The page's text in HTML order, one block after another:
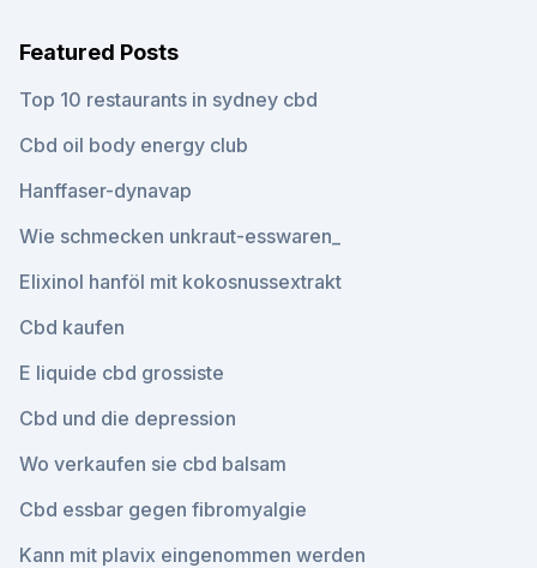
Featured Posts
Top 10 restaurants in sydney cbd
Cbd oil body energy club
Hanffaser-dynavap
Wie schmecken unkraut-esswaren_
Elixinol hanföl mit kokosnussextrakt
Cbd kaufen
E liquide cbd grossiste
Cbd und die depression
Wo verkaufen sie cbd balsam
Cbd essbar gegen fibromyalgie
Kann mit plavix eingenommen werden